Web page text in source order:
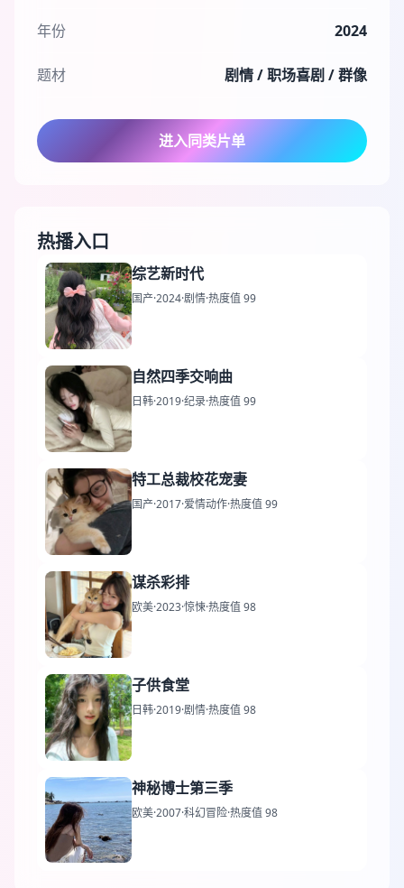
年份 2024
题材 剧情 / 职场喜剧 / 群像
进入同类片单
热播入口
综艺新时代
国产·2024·剧情·热度值 99
自然四季交响曲
日韩·2019·纪录·热度值 99
特工总裁校花宠妻
国产·2017·爱情动作·热度值 99
谋杀彩排
欧美·2023·惊悚·热度值 98
子供食堂
日韩·2019·剧情·热度值 98
神秘博士第三季
欧美·2007·科幻冒险·热度值 98